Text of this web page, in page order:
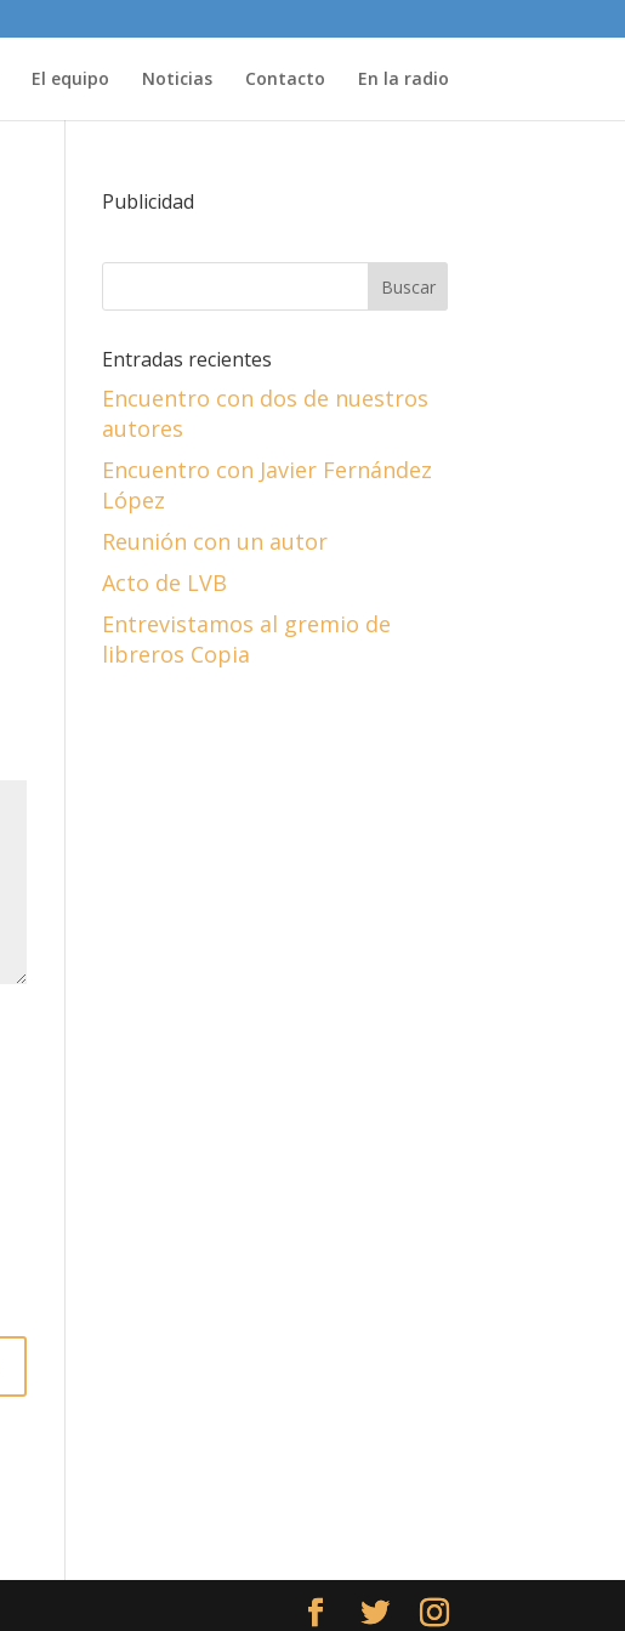
El equipo Noticias Contacto En la radio
Publicidad
Entradas recientes
Encuentro con dos de nuestros
autores
Encuentro con Javier Fernández
López
Reunión con un autor
Acto de LVB
Entrevistamos al gremio de
libreros Copia